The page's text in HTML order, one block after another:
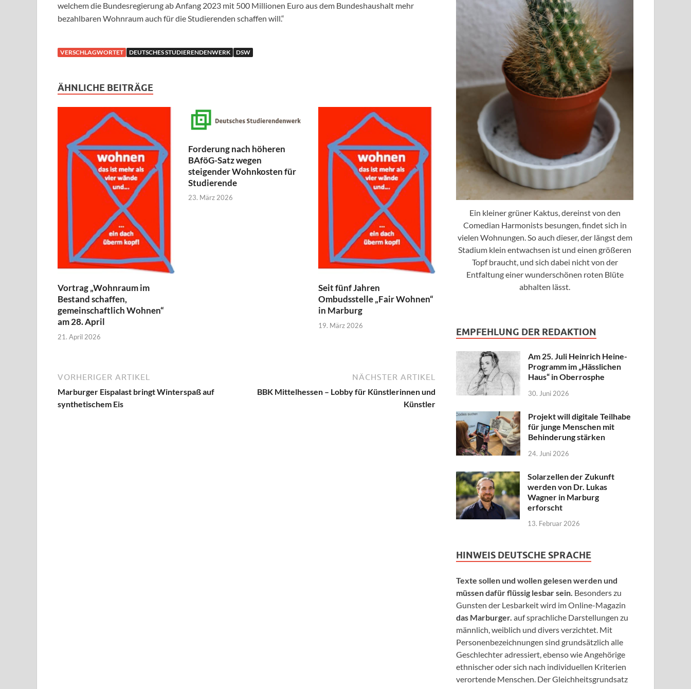
welchem die Bundesregierung ab Anfang 2023 mit 500 Millionen Euro aus dem Bundeshaushalt mehr
bezahlbaren Wohnraum auch für die Studierenden schaffen will.“
VERSCHLAGWORTET DEUTSCHES STUDIERENDENWERK DSW
ÄHNLICHE BEITRÄGE
Vortrag „Wohnraum im
Bestand schaffen,
gemeinschaftlich Wohnen“
am 28. April
21. April 2026
Forderung nach höheren
BAföG-Satz wegen
steigender Wohnkosten für
Studierende
23. März 2026
Seit fünf Jahren
Ombudsstelle „Fair Wohnen“
in Marburg
19. März 2026
VORHERIGER ARTIKEL
Marburger Eispalast bringt Winterspaß auf
synthetischem Eis
NÄCHSTER ARTIKEL
BBK Mittelhessen – Lobby für Künstlerinnen und
Künstler
Ein kleiner grüner Kaktus, dereinst von den
Comedian Harmonists besungen, findet sich in
vielen Wohnungen. So auch dieser, der längst dem
Stadium klein entwachsen ist und einen größeren
Topf braucht, und sich dabei nicht von der
Entfaltung einer wunderschönen roten Blüte
abhalten lässt.
EMPFEHLUNG DER REDAKTION
Am 25. Juli Heinrich Heine-
Programm im „Hässlichen
Haus“ in Oberrosphe
30. Juni 2026
Projekt will digitale Teilhabe
für junge Menschen mit
Behinderung stärken
24. Juni 2026
Solarzellen der Zukunft
werden von Dr. Lukas
Wagner in Marburg
erforscht
13. Februar 2026
HINWEIS DEUTSCHE SPRACHE
Texte sollen und wollen gelesen werden und
müssen dafür flüssig lesbar sein. Besonders zu
Gunsten der Lesbarkeit wird im Online-Magazin
das Marburger. auf sprachliche Darstellungen zu
männlich, weiblich und divers verzichtet. Mit
Personenbezeichnungen sind grundsätzlich alle
Geschlechter adressiert, ebenso wie Angehörige
ethnischer oder sich nach individuellen Kriterien
verortende Menschen. Der Gleichheitsgrundsatz